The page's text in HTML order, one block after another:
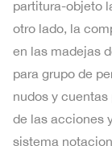
partitura-objeto
otro lado, la
en las madejas
para grupo de
nudos y
de las acciones
sistema